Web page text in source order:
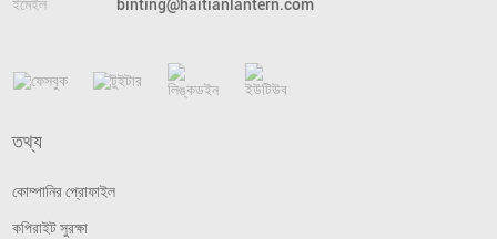
ইমেইল
binting@haitianlantern.com
তথ্য
কোম্পানির প্রোফাইল
কপিরাইট সুরক্ষা